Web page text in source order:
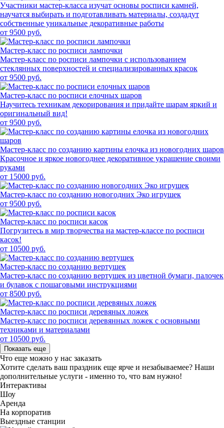
Участники мастер-класса изучат основы росписи камней,
научатся выбирать и подготавливать материалы, создадут
собственные уникальные декоративные работы
от 9500 руб.
Мастер-класс по росписи лампочки
Мастер-класс по росписи лампочки с использованием
стеклянных поверхностей и специализированных красок
от 9500 руб.
Мастер-класс по росписи елочных шаров
Научитесь техникам декорирования и придайте шарам яркий и
оригинальный вид!
от 9500 руб.
Мастер-класс по созданию картины елочка из новогодних шаров
Красочное и яркое новогоднее декоративное украшение своими
руками
от 15000 руб.
Мастер-класс по созданию новогодних Эко игрушек
от 9500 руб.
Мастер-класс по росписи касок
Погрузитесь в мир творчества на мастер-классе по росписи
касок!
от 10500 руб.
Мастер-класс по созданию вертушек
Мастер-класс по созданию вертушек из цветной бумаги, палочек
и булавок с пошаговыми инструкциями
от 8500 руб.
Мастер-класс по росписи деревяных ложек
Мастер-класс по росписи деревянных ложек с основными
техниками и материалами
от 10500 руб.
Показать еще
Что еще можно у нас заказать
Хотите сделать ваш праздник еще ярче и незабываемее? Наши
дополнительные услуги - именно то, что вам нужно!
Интерактивы
Шоу
Аренда
На корпоратив
Выездные станции